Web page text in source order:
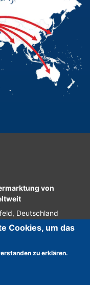
von
Deutschland
33
22
Cookies, um das
zu erklären.